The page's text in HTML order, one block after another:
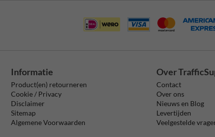
Informatie
Product(en) retourneren
Cookie / Privacy
Disclaimer
Sitemap
Algemene Voorwaarden
Over
Contact
Over ons
Nieuws en Blog
Levertijden
Veelgestelde